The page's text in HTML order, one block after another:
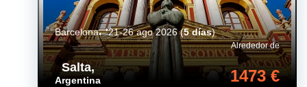
Salta,
Argentina
Alrededor de
1473 €
Barcelona 21-26 ago 2026(5 días)